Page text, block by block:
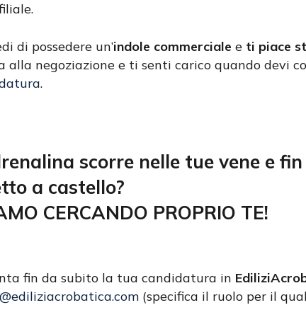
di possedere un’indole commerciale e ti piace
alla negoziazione e ti senti carico quando devi
.
scorre nelle tue vene e
a castello?
CERCANDO PROPRIO TE!
fin da subito la tua candidatura in
(specifica il ruolo per il